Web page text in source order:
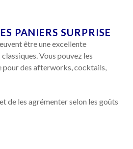
PANIERS SURPRISE
être une excellente
Vous pouvez les
pour des afterworks, cocktails,
de les agrémenter selon les goûts